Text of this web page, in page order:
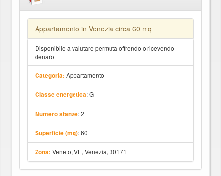
Appartamento in Venezia circa 60 mq
Disponibile a valutare permuta offrendo o ricevendo
denaro
Categoria: Appartamento
Classe energetica: G
Numero stanze: 2
Superficie (mq): 60
Zona: Veneto, VE, Venezia, 30171